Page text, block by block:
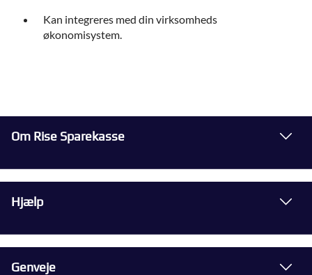
Kan integreres med din virksomheds
økonomisystem.
Om Rise Sparekasse
Hjælp
Genveje